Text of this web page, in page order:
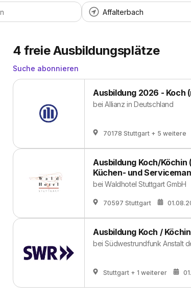
4 freie Ausbildungsplätze
Suche abonnieren
Ausbildung 2026 - Koch
beiAllianz in Deutschland
70178 Stuttgart + 5 weitere
Ausbildung Koch/
Küchen- und
beiWaldhotel Stuttgart GmbH
70597 Stuttgart
Ausbildung Koch /
beiSüdwestrundfunk Anstalt
Stuttgart + 1 weiterer